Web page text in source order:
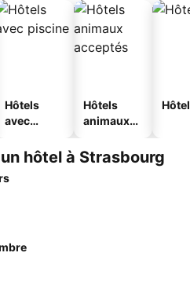
Hôtels
avec
Hôtels
animaux
hôtel à Strasbourg